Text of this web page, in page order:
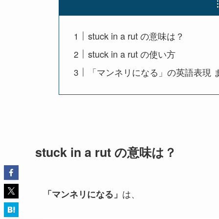
stuck in a rut の意味は？
stuck in a rut の使い方
「マンネリになる」の英語表現
stuck in a rut の意味は？
「マンネリになる」 は、